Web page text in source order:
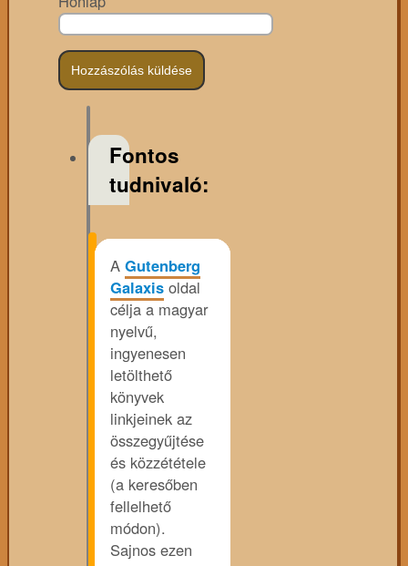
Fontos
tudnivaló:
A Gutenberg
Galaxis oldal
célja a magyar
nyelvű,
ingyenesen
letölthető
könyvek
linkjeinek az
összegyűjtése
és közzététele
(a keresőben
fellelhető
módon).
Sajnos ezen